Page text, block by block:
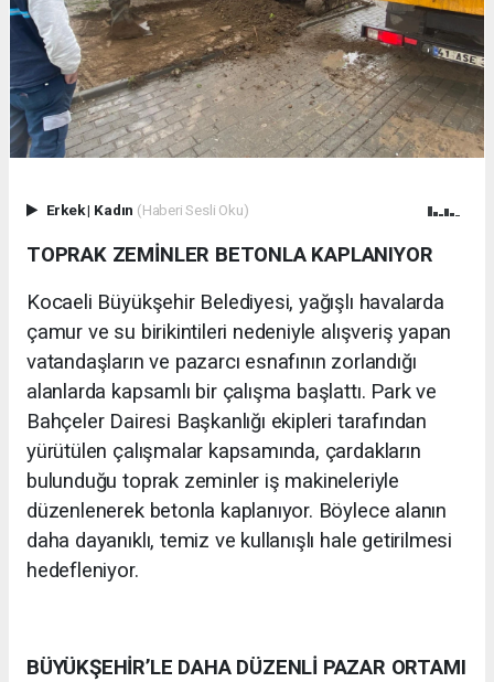
Erkek| Kadın (Haberi Sesli Oku)
TOPRAK ZEMİNLER BETONLA KAPLANIYOR
Kocaeli Büyükşehir Belediyesi, yağışlı havalarda
çamur ve su birikintileri nedeniyle alışveriş yapan
vatandaşların ve pazarcı esnafının zorlandığı
alanlarda kapsamlı bir çalışma başlattı. Park ve
Bahçeler Dairesi Başkanlığı ekipleri tarafından
yürütülen çalışmalar kapsamında, çardakların
bulunduğu toprak zeminler iş makineleriyle
düzenlenerek betonla kaplanıyor. Böylece alanın
daha dayanıklı, temiz ve kullanışlı hale getirilmesi
hedefleniyor.
BÜYÜKŞEHİR’LE DAHA DÜZENLİ PAZAR ORTAMI